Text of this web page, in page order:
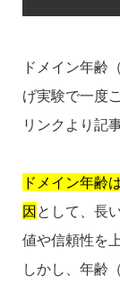
ドメイン年齢
げ実験で一度
リンクより記
ドメイン年齢
因として、長
値や信頼性を
しかし、年齢